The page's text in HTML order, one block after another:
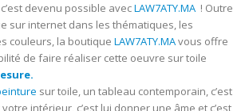
devenu possible avecLAW7ATY.MA! Outre
sur internet dans les thématiques, les
couleurs, la boutique LAW7ATY.MAvous offre
de faire réaliser cette oeuvre sur toile
sur toile, un tableau contemporain, c’est